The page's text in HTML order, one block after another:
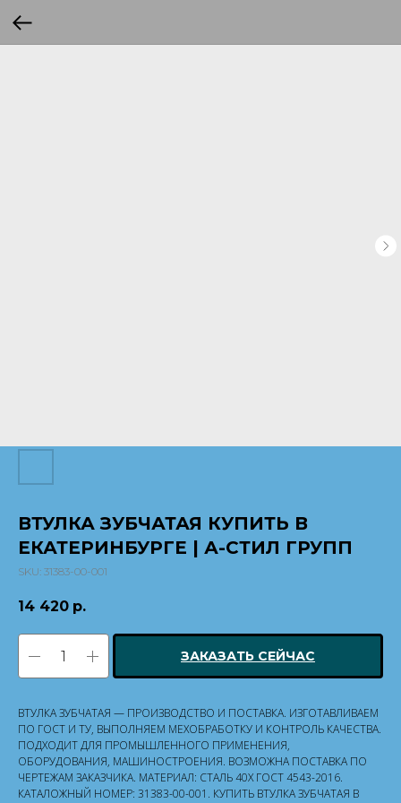
ВТУЛКА ЗУБЧАТАЯ КУПИТЬ В
ЕКАТЕРИНБУРГЕ | А-СТИЛ ГРУПП
SKU: 31383-00-001
14 420 р.
ЗАКАЗАТЬ СЕЙЧАС
ВТУЛКА ЗУБЧАТАЯ — ПРОИЗВОДСТВО И ПОСТАВКА. ИЗГОТАВЛИВАЕМ
ПО ГОСТ И ТУ, ВЫПОЛНЯЕМ МЕХОБРАБОТКУ И КОНТРОЛЬ КАЧЕСТВА.
ПОДХОДИТ ДЛЯ ПРОМЫШЛЕННОГО ПРИМЕНЕНИЯ,
ОБОРУДОВАНИЯ, МАШИНОСТРОЕНИЯ. ВОЗМОЖНА ПОСТАВКА ПО
ЧЕРТЕЖАМ ЗАКАЗЧИКА. МАТЕРИАЛ: СТАЛЬ 40Х ГОСТ 4543-2016.
КАТАЛОЖНЫЙ НОМЕР: 31383-00-001. КУПИТЬ ВТУЛКА ЗУБЧАТАЯ В